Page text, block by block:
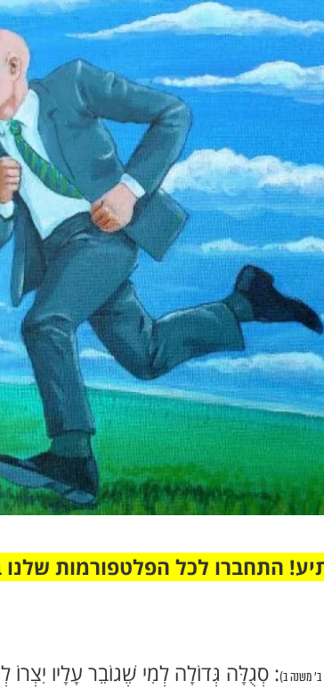
התחברו לכל הפלטפורמות שלנו
ב' משנה ב): סְגֻלָּה גְּדוֹלָה לְמִי שֶׁגוֹבֵר עָלָיו יִצְרוֹ